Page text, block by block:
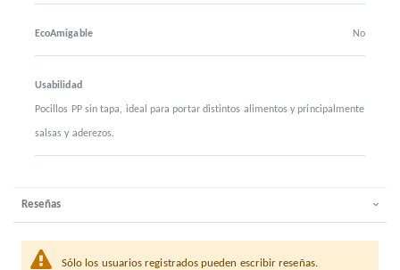
EcoAmigable No
Usabilidad
Pocillos PP sin tapa, ideal para portar distintos alimentos y principalmente
salsas y aderezos.
Reseñas
Sólo los usuarios registrados pueden escribir reseñas.